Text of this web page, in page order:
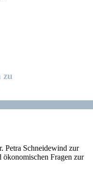
zu
Petra Schneidewind zur
Fragen zur